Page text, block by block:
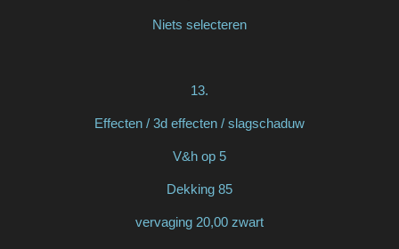
Niets selecteren
13.
Effecten / 3d effecten / slagschaduw
V&h op 5
Dekking 85
vervaging 20,00 zwart